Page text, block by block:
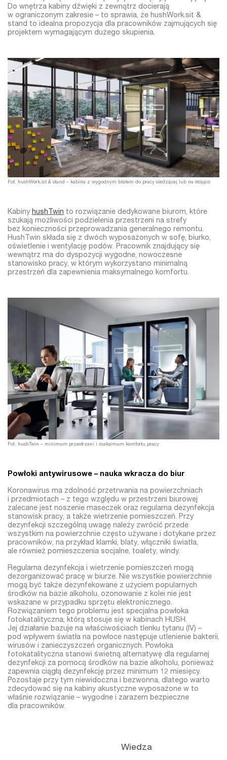
Do wnętrza kabiny dźwięki z zewnątrz docierają
w ograniczonym zakresie – to sprawia, że hushWork.sit &
stand to idealna propozycja dla pracowników zajmujących się
projektem wymagającym dużego skupienia.
Fot. hushWork.sit & stand – kabina z wygodnym blatem do pracy siedzącej lub na stojąco
Kabiny hushTwin to rozwiązanie dedykowane biurom, które
szukają możliwości podzielenia przestrzeni na strefy
bez konieczności przeprowadzania generalnego remontu.
HushTwin składa się z dwóch wyposażonych w sofę, biurko,
oświetlenie i wentylację podów. Pracownik znajdujący się
wewnątrz ma do dyspozycji wygodne, nowoczesne
stanowisko pracy, w którym wykorzystano minimalną
przestrzeń dla zapewnienia maksymalnego komfortu.
Fot. hushTwin – minimum przestrzeni i maksimum komfortu pracy
Powłoki antywirusowe – nauka wkracza do biur
Koronawirus ma zdolność przetrwania na powierzchniach
i przedmiotach – z tego względu w przestrzeni biurowej
zalecane jest noszenie maseczek oraz regularna dezynfekcja
stanowisk pracy, a także wietrzenie pomieszczeń. Przy
dezynfekcji szczególną uwagę należy zwrócić przede
wszystkim na powierzchnie często używane i dotykane przez
pracowników, na przykład klamki, blaty, włączniki światła,
ale również pomieszczenia socjalne, toalety, windy.
Regularna dezynfekcja i wietrzenie pomieszczeń mogą
dezorganizować pracę w biurze. Nie wszystkie powierzchnie
mogą być także dezynfekowane z użyciem popularnych
środków na bazie alkoholu, ozonowanie z kolei nie jest
wskazane w przypadku sprzętu elektronicznego.
Rozwiązaniem tego problemu jest specjalna powłoka
fotokatalityczna, którą stosuje się w kabinach HUSH.
Jej działanie bazuje na właściwościach tlenku tytanu (IV) –
pod wpływem światła na powłoce następuje utlenienie bakterii,
wirusów i zanieczyszczeń organicznych. Powłoka
fotokatalityczna stanowi świetną alternatywę dla regularnej
dezynfekcji za pomocą środków na bazie alkoholu, ponieważ
zapewnia ciągłą dezynfekcję przez minimum 12 miesięcy.
Pozostaje przy tym niewidoczna i bezwonna, dlatego warto
zdecydować się na kabiny akustyczne wyposażone w to
właśnie rozwiązanie – wygodne i zarazem bezpieczne
dla pracowników.
Wiedza